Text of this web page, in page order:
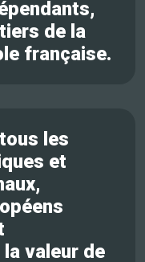
de la
française.
les
et
valeur de